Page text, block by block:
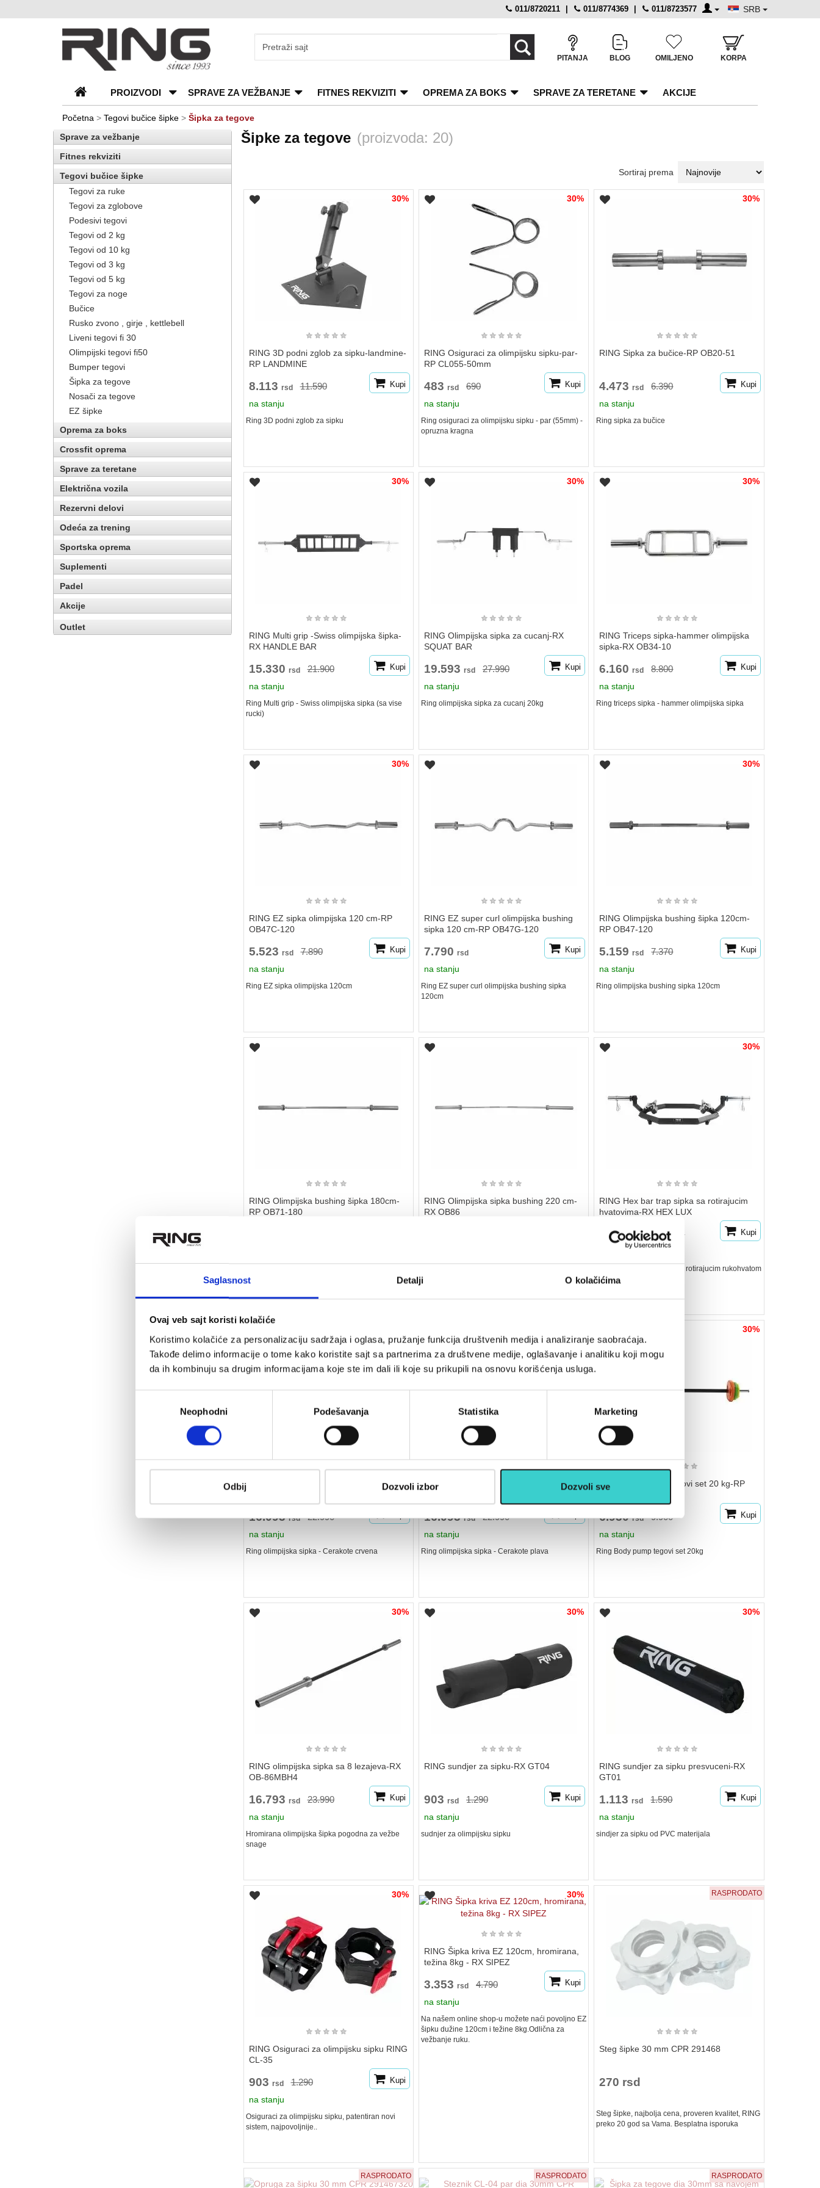
Saglasnost Detalji O kolačićima
Ovaj veb sajt koristi kolačiće
Koristimo kolačiće za personalizaciju sadržaja i oglasa, pružanje funkcija društvenih medija i analiziranje saobraćaja.
Takođe delimo informacije o tome kako koristite sajt sa partnerima za društvene medije, oglašavanje i analitiku koji mogu
da ih kombinuju sa drugim informacijama koje ste im dali ili koje su prikupili na osnovu korišćenja usluga.
сагласностиNeophodni Podešavanja Statistika Marketing
Odbij Dozvoli izbor Dozvoli sve
O
nama
Katalozi
Kontakt
Blog
Česta
pitanja
011/8720211 | 011/8774369 | 011/8723577 SRB
PITANJA BLOG OMILJENO KORPA
PROIZVODI SPRAVE ZA VEŽBANJE FITNES REKVIZITI OPREMA ZA BOKS SPRAVE ZA TERETANE AKCIJE
Početna > Tegovi bučice šipke > Šipka za tegove
Sprave za vežbanje
Fitnes rekviziti
Tegovi bučice šipke
Tegovi za ruke
Tegovi za zglobove
Podesivi tegovi
Tegovi od 2 kg
Tegovi od 10 kg
Tegovi od 3 kg
Tegovi od 5 kg
Tegovi za noge
Bučice
Rusko zvono , girje , kettlebell
Liveni tegovi fi 30
Olimpijski tegovi fi50
Bumper tegovi
Šipka za tegove
Nosači za tegove
EZ šipke
Oprema za boks
Crossfit oprema
Sprave za teretane
Električna vozila
Rezervni delovi
Odeća za trening
Sportska oprema
Suplementi
Padel
Akcije
Outlet
Šipke za tegove (proizvoda: 20)
Sortiraj prema
30%
★ ★ ★ ★ ★
RING 3D podni zglob za sipku-landmine-
RP LANDMINE
8.113 rsd 11.590 Kupi
na stanju
Ring 3D podni zglob za sipku
30%
★ ★ ★ ★ ★
RING Osiguraci za olimpijsku sipku-par-
RP CL055-50mm
483 rsd 690 Kupi
na stanju
Ring osiguraci za olimpijsku sipku - par (55mm) -
opruzna kragna
30%
★ ★ ★ ★ ★
RING Sipka za bučice-RP OB20-51
4.473rsd 6.390 Kupi
na stanju
Ring sipka za bučice
30%
★ ★ ★ ★ ★
RING Multi grip -Swiss olimpijska šipka-
RX HANDLE BAR
15.330 rsd 21.900 Kupi
na stanju
Ring Multi grip - Swiss olimpijska sipka (sa vise
rucki)
30%
★ ★ ★ ★ ★
RING Olimpijska sipka za cucanj-RX
SQUAT BAR
19.593 rsd 27.990 Kupi
na stanju
Ring olimpijska sipka za cucanj 20kg
30%
★ ★ ★ ★ ★
RING Triceps sipka-hammer olimpijska
sipka-RX OB34-10
6.160rsd 8.800 Kupi
na stanju
Ring triceps sipka - hammer olimpijska sipka
30%
★ ★ ★ ★ ★
RING EZ sipka olimpijska 120 cm-RP
OB47C-120
5.523 rsd 7.890 Kupi
na stanju
Ring EZ sipka olimpijska 120cm
★ ★ ★ ★ ★
RING EZ super curl olimpijska bushing
sipka 120 cm-RP OB47G-120
7.790 rsd Kupi
na stanju
Ring EZ super curl olimpijska bushing sipka
120cm
30%
★ ★ ★ ★ ★
RING Olimpijska bushing šipka 120cm-
RP OB47-120
5.159rsd 7.370 Kupi
na stanju
Ring olimpijska bushing sipka 120cm
★ ★ ★ ★ ★
RING Olimpijska bushing šipka 180cm-
RP OB71-180
★ ★ ★ ★ ★
RING Olimpijska sipka bushing 220 cm-
RX OB86
30%
★ ★ ★ ★ ★
RING Hex bar trap sipka sa rotirajucim
hvatovima-RX HEX LUX
20.230rsd 28.900 Kupi
na stanju
Ring Hex bar trap sipka sa rotirajucim rukohvatom
25kg
16.093rsd 22.990
na stanju
Ring olimpijska sipka - Cerakote crvena
RING Olimpijska sipka - Cerakote plava-
16.093rsd 22.990
na stanju
Ring olimpijska sipka - Cerakote plava
30%
★ ★
RING Body pump tegovi set 20 kg-RP
6.930rsd 9.900 Kupi
na stanju
Ring Body pump tegovi set 20kg
30%
★ ★ ★ ★ ★
RING olimpijska sipka sa 8 lezajeva-RX
OB-86MBH4
16.793 rsd 23.990 Kupi
na stanju
Hromirana olimpijska šipka pogodna za vežbe
snage
30%
★ ★ ★ ★ ★
RING sundjer za sipku-RX GT04
903 rsd 1.290 Kupi
na stanju
sudnjer za olimpijsku sipku
30%
★ ★ ★ ★ ★
RING sundjer za sipku presvuceni-RX
GT01
1.113rsd 1.590 Kupi
na stanju
sindjer za sipku od PVC materijala
30%
★ ★ ★ ★ ★
RING Osiguraci za olimpijsku sipku RING
CL-35
903 rsd 1.290 Kupi
na stanju
Osiguraci za olimpijsku sipku, patentiran novi
sistem, najpovoljnije..
30%
★ ★ ★ ★ ★
RING Šipka kriva EZ 120cm, hromirana,
težina 8kg - RX SIPEZ
3.353 rsd 4.790 Kupi
na stanju
Na našem online shop-u možete naći povoljno EZ
šipku dužine 120cm i težine 8kg.Odlična za
vežbanje ruku.
RASPRODATO
★ ★ ★ ★ ★
Steg šipke 30 mm CPR 291468
270 rsd
Steg šipke, najbolja cena, proveren kvalitet, RING
preko 20 god sa Vama. Besplatna isporuka
RASPRODATO RASPRODATO RASPRODATO